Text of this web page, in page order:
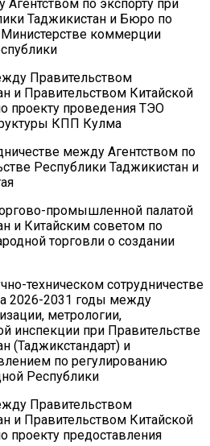
Агентством по экспорту при
Таджикистан и Бюро по
коммерции
Правительством
и Правительством Китайской
проекту проведения ТЭО
КПП Кулма
между Агентством по
Республики Таджикистан и
промышленной палатой
и Китайским советом по
торговли о создании
техническом сотрудничестве
2026-2031 годы между
метрологии,
инспекции при Правительстве
(Таджикстандарт) и
по регулированию
Республики
Правительством
и Правительством Китайской
проекту предоставления